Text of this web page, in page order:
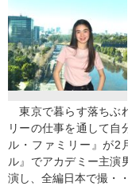
東京で暮らす落ちぶ
リーの仕事を通して自
ル・ファミリー』が2
ル』でアカデミー主演
演し、全編日本で撮・